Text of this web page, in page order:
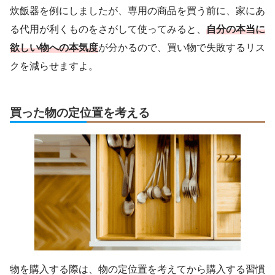
炊飯器を例にしましたが、専用の商品を買う前に、家にあ
る代用が利くものをさがして使ってみると、 自分の本当に
欲しい物への本気度が分かるので、買い物で失敗するリス
クを減らせますよ。
買った物の定位置を考える
物を購入する際は、物の定位置を考えてから購入する習慣